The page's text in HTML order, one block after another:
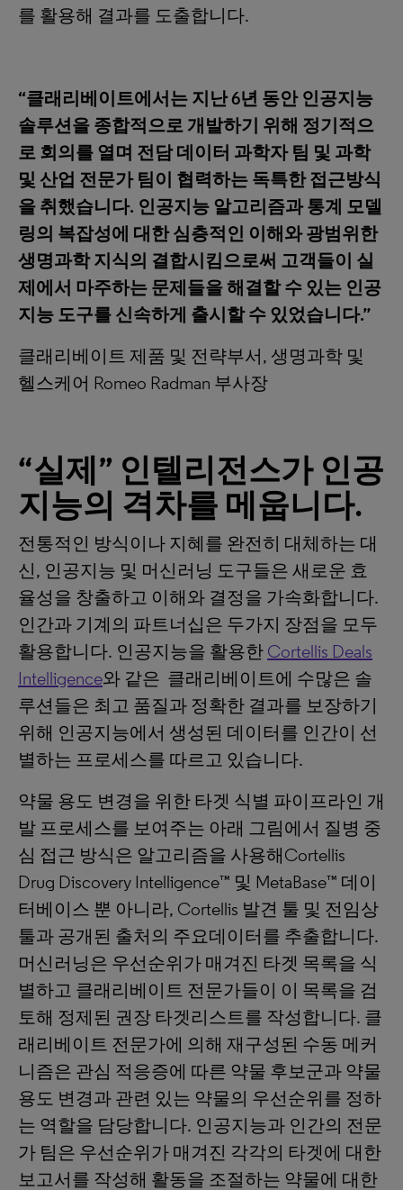
를 활용해 결과를 도출합니다.
“클래리베이트에서는 지난 6년 동안 인공지능
솔루션을 종합적으로 개발하기 위해 정기적으
로 회의를 열며 전담 데이터 과학자 팀 및 과학
및 산업 전문가 팀이 협력하는 독특한 접근방식
을 취했습니다. 인공지능 알고리즘과 통계 모델
링의 복잡성에 대한 심층적인 이해와 광범위한
생명과학 지식의 결합시킴으로써 고객들이 실
제에서 마주하는 문제들을 해결할 수 있는 인공
지능 도구를 신속하게 출시할 수 있었습니다.”
클래리베이트 제품 및 전략부서, 생명과학 및
헬스케어 Romeo Radman 부사장
“실제” 인텔리전스가 인공
지능의 격차를 메웁니다.
전통적인 방식이나 지혜를 완전히 대체하는 대
신, 인공지능 및 머신러닝 도구들은 새로운 효
율성을 창출하고 이해와 결정을 가속화합니다.
인간과 기계의 파트너십은 두가지 장점을 모두
활용합니다. 인공지능을 활용한 Cortellis Deals
Intelligence와 같은 클래리베이트에 수많은 솔
루션들은 최고 품질과 정확한 결과를 보장하기
위해 인공지능에서 생성된 데이터를 인간이 선
별하는 프로세스를 따르고 있습니다.
약물 용도 변경을 위한 타겟 식별 파이프라인 개
발 프로세스를 보여주는 아래 그림에서 질병 중
심 접근 방식은 알고리즘을 사용해Cortellis
Drug Discovery Intelligence™ 및 MetaBase™ 데이
터베이스 뿐 아니라, Cortellis 발견 툴 및 전임상
툴과 공개된 출처의 주요데이터를 추출합니다.
머신러닝은 우선순위가 매겨진 타겟 목록을 식
별하고 클래리베이트 전문가들이 이 목록을 검
토해 정제된 권장 타겟리스트를 작성합니다. 클
래리베이트 전문가에 의해 재구성된 수동 메커
니즘은 관심 적응증에 따른 약물 후보군과 약물
용도 변경과 관련 있는 약물의 우선순위를 정하
는 역할을 담당합니다. 인공지능과 인간의 전문
가 팀은 우선순위가 매겨진 각각의 타겟에 대한
보고서를 작성해 활동을 조절하는 약물에 대한